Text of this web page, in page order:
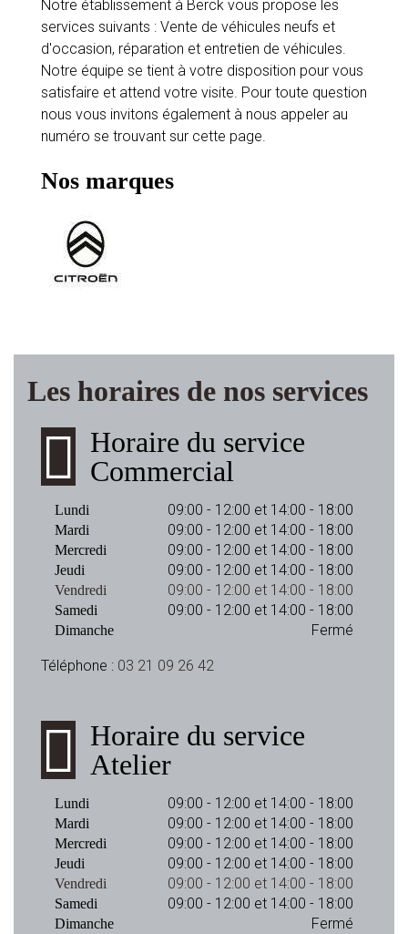
Notre établissement à Berck vous propose les
services suivants : Vente de véhicules neufs et
d'occasion, réparation et entretien de véhicules.
Notre équipe se tient à votre disposition pour vous
satisfaire et attend votre visite. Pour toute question
nous vous invitons également à nous appeler au
numéro se trouvant sur cette page.
Nos marques
Les horaires de nos services
Horaire du service
Commercial
Lundi 09:00 - 12:00 et 14:00 - 18:00
Mardi 09:00 - 12:00 et 14:00 - 18:00
Mercredi 09:00 - 12:00 et 14:00 - 18:00
Jeudi 09:00 - 12:00 et 14:00 - 18:00
Vendredi 09:00 - 12:00 et 14:00 - 18:00
Samedi 09:00 - 12:00 et 14:00 - 18:00
Dimanche Fermé
Téléphone : 03 21 09 26 42
Horaire du service
Atelier
Lundi 09:00 - 12:00 et 14:00 - 18:00
Mardi 09:00 - 12:00 et 14:00 - 18:00
Mercredi 09:00 - 12:00 et 14:00 - 18:00
Jeudi 09:00 - 12:00 et 14:00 - 18:00
Vendredi 09:00 - 12:00 et 14:00 - 18:00
Samedi 09:00 - 12:00 et 14:00 - 18:00
Dimanche Fermé